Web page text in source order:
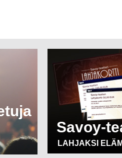
Savoy-
LAHJAKSI